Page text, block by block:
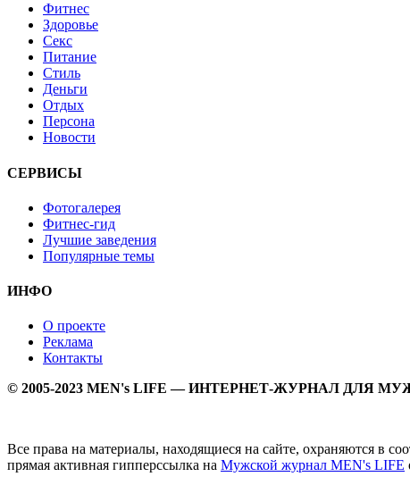
Фитнес
Здоровье
Секс
Питание
Стиль
Деньги
Отдых
Персона
Новости
СЕРВИСЫ
Фотогалерея
Фитнес-гид
Лучшие заведения
Популярные темы
ИНФО
О проекте
Реклама
Контакты
© 2005-2023 MEN's LIFE — ИНТЕРНЕТ-ЖУРНАЛ ДЛЯ
Все права на материалы, находящиеся на сайте, охраняются в
прямая активная гипперссылка на Мужской журнал MEN's LIFE